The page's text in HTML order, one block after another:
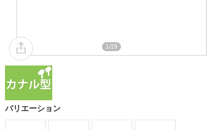
1/19
バリエーション